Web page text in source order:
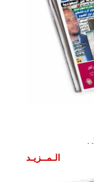
الـمــزيـد